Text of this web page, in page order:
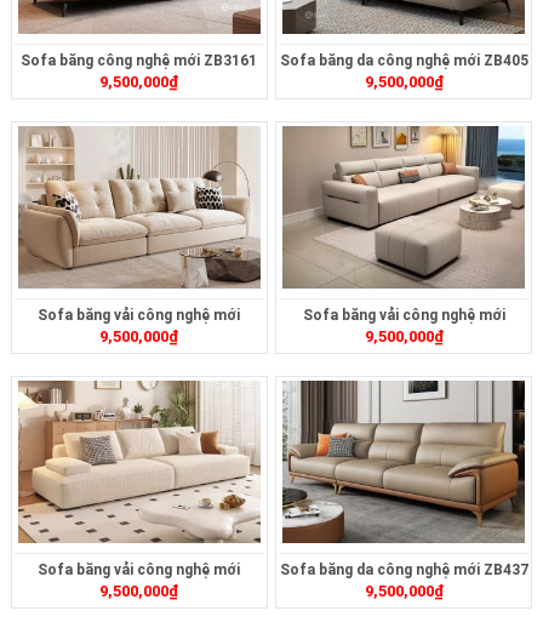
Sofa băng công nghệ mới ZB3161
9,500,000₫
Sofa băng da công nghệ mới ZB405
9,500,000₫
Sofa băng vải công nghệ mới
ZB408
9,500,000₫
Sofa băng vải công nghệ mới
ZB411
9,500,000₫
Sofa băng vải công nghệ mới
ZB415
9,500,000₫
Sofa băng da công nghệ mới ZB437
9,500,000₫